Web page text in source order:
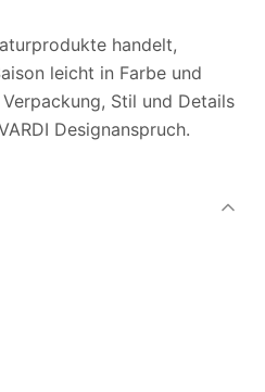
handelt,
leicht in Farbe und
Stil und Details
Designanspruch.